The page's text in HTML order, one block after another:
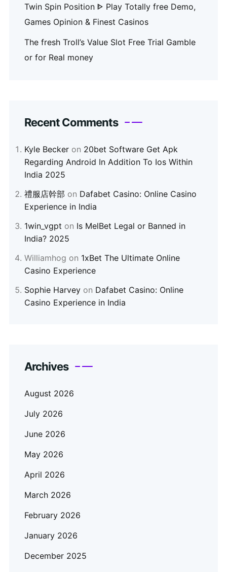
Twin Spin Position ᐈ Play Totally free Demo,
Games Opinion & Finest Casinos
The fresh Troll’s Value Slot Free Trial Gamble
or for Real money
Recent Comments
Kyle Becker on 20bet Software Get Apk
Regarding Android In Addition To Ios Within
India 2025
禮服店幹部 on Dafabet Casino: Online Casino
Experience in India
1win_vgpt on Is MelBet Legal or Banned in
India? 2025
Williamhog on 1xBet The Ultimate Online
Casino Experience
Sophie Harvey on Dafabet Casino: Online
Casino Experience in India
Archives
August 2026
July 2026
June 2026
May 2026
April 2026
March 2026
February 2026
January 2026
December 2025